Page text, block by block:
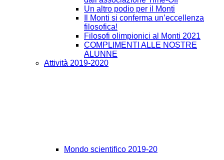
Un altro podio per il Monti
Il Monti si conferma un’eccellenza
filosofica!
Filosofi olimpionici al Monti 2021
COMPLIMENTI ALLE NOSTRE
ALUNNE
Attività 2019-2020
Mondo scientifico 2019-20